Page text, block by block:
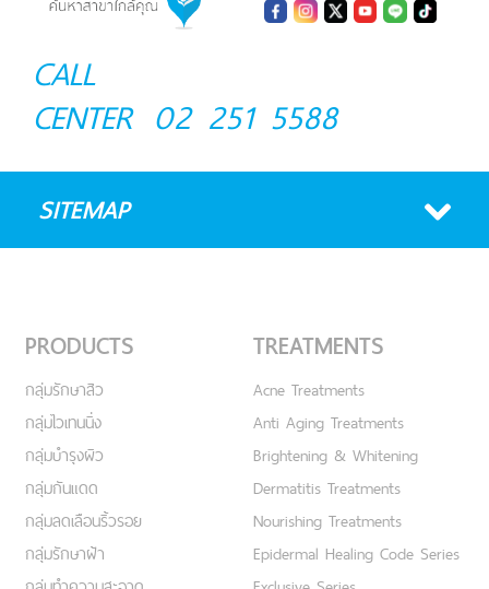
CALL
CENTER 02 251 5588
SITEMAP
PRODUCTS
กลุ่มรักษาสิว
กลุ่มไวเทนนิ่ง
กลุ่มบำรุงผิว
กลุ่มกันแดด
กลุ่มลดเลือนริ้วรอย
กลุ่มรักษาฝ้า
TREATMENTS
Acne Treatments
Anti Aging Treatments
Brightening & Whitening
Dermatitis Treatments
Nourishing Treatments
Epidermal Healing Code Series